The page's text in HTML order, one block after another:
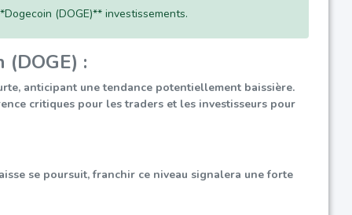
(DOGE)** investissements.
:
anticipant une tendance potentiellement baissière.
critiques pour les traders et les investisseurs pour
se poursuit, franchir ce niveau signalera une forte